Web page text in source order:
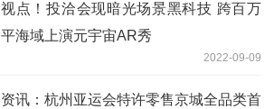
视点！投洽会现暗光场景黑科技 跨百万
平海域上演元宇宙AR秀
2022-09-09
资讯：杭州亚运会特许零售京城全品类首